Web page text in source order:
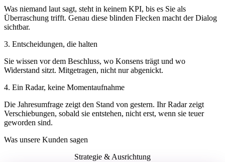
Was niemand laut sagt, steht in keinem KPI, bis es Sie als
Überraschung trifft. Genau diese blinden Flecken macht der Dialog
sichtbar.
3. Entscheidungen, die halten
Sie wissen vor dem Beschluss, wo Konsens trägt und wo
Widerstand sitzt. Mitgetragen, nicht nur abgenickt.
4. Ein Radar, keine Momentaufnahme
Die Jahresumfrage zeigt den Stand von gestern. Ihr Radar zeigt
Verschiebungen, sobald sie entstehen, nicht erst, wenn sie teuer
geworden sind.
Was unsere Kunden sagen
Strategie & Ausrichtung